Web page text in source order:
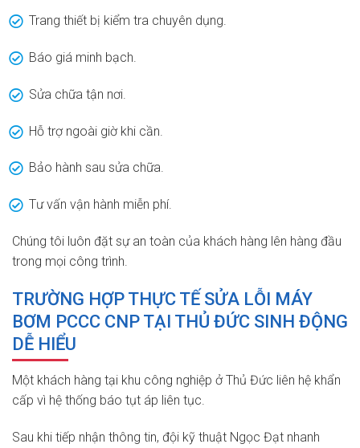
Trang thiết bị kiểm tra chuyên dụng.
Báo giá minh bạch.
Sửa chữa tận nơi.
Hỗ trợ ngoài giờ khi cần.
Bảo hành sau sửa chữa.
Tư vấn vận hành miễn phí.
Chúng tôi luôn đặt sự an toàn của khách hàng lên hàng đầu
trong mọi công trình.
TRƯỜNG HỢP THỰC TẾ SỬA LỖI MÁY
BƠM PCCC CNP TẠI THỦ ĐỨC SINH ĐỘNG
DỄ HIỂU
Một khách hàng tại khu công nghiệp ở Thủ Đức liên hệ khẩn
cấp vì hệ thống báo tụt áp liên tục.
Sau khi tiếp nhận thông tin, đội kỹ thuật Ngọc Đạt nhanh